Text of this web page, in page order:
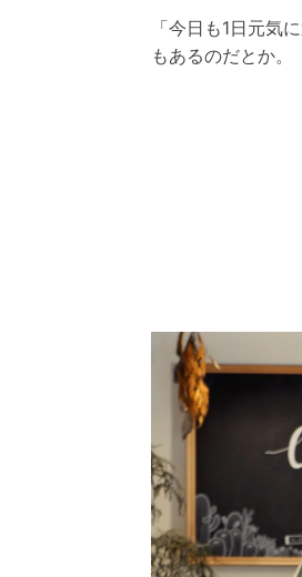
「今日も1日元気
もあるのだとか。